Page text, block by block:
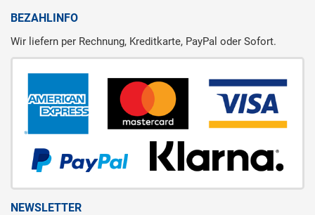
BEZAHLINFO
Wir liefern per Rechnung, Kreditkarte, PayPal oder Sofort.
NEWSLETTER